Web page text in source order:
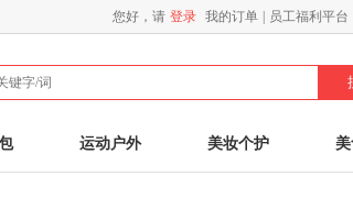
您好，请 登录 我的订单 员工福利平台
运动户外 美妆个护